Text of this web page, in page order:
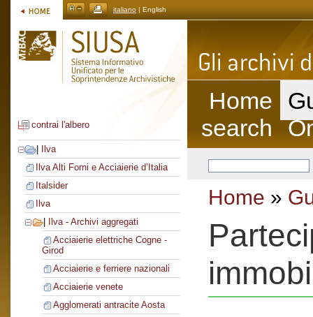
italiano | English
contrai l'albero
Ilva
Ilva Alti Forni e Acciaierie d’Italia
Italsider
Ilva
Ilva - Archivi aggregati
Acciaierie elettriche Cogne -
Girod
Acciaierie e ferriere nazionali
Acciaierie venete
Agglomerati antracite Aosta
Home
search
Home »